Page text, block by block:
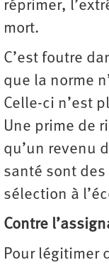
réprimer,
mort.
C’est foutre
que la norme
Celle-ci n’est
Une prime de
qu’un revenu
santé sont
sélection à
Contre
Pour légitimer